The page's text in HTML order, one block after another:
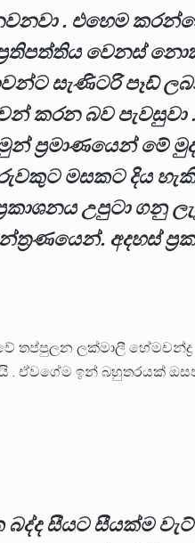
. එහෙම
ප්‍රතිපත්තිය වෙනස්
සැණිටරි පෑඩ්
කරන බව පැවසුවා
ප්‍රමාණයෙන් මේ
මසකට දිය
උපුටා ගනු
අදහස්
තප්පුලන ලක්මාලී හේමචන්ද්‍ර
ඒවගේම ඉන් බහුතරයක්
බද්ද සීයට සීයක්ම වැට්